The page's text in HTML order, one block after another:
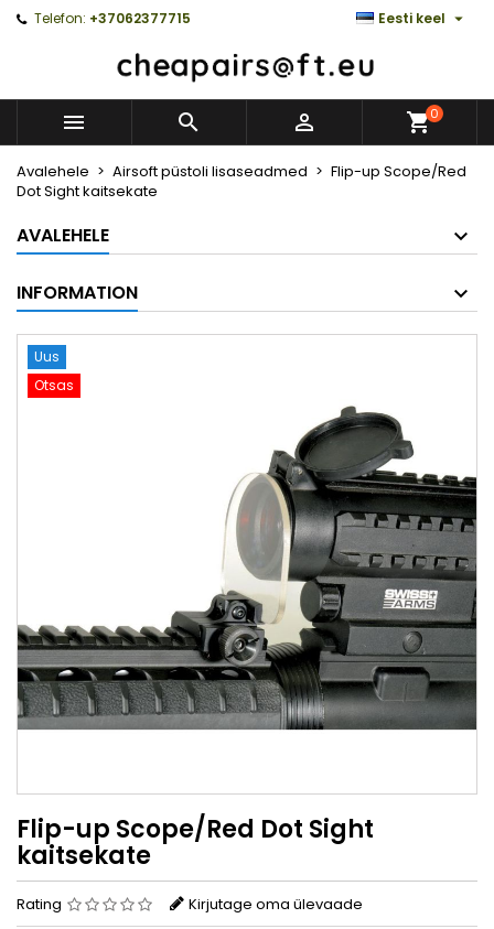
Telefon: +37062377715 Eesti keel 
   0
Avalehele Airsoft püstoli lisaseadmed
Flip-up Scope/Red
Dot Sight kaitsekate
AVALEHELE
INFORMATION
Uus
Otsas
Flip-up Scope/Red Dot Sight
kaitsekate
Rating Kirjutage oma ülevaade